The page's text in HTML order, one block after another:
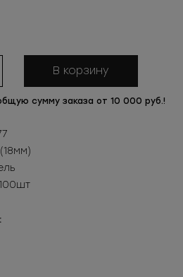
В корзину
сумму заказа от 10 000 руб.!